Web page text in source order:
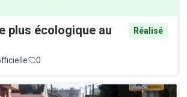
plus écologique au
Réalisé
0